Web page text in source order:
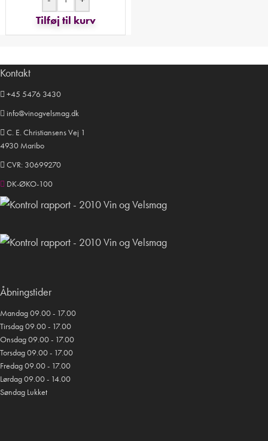
Tilføj til kurv
Kontakt
+45 5476 3430
info@vinogvelsmag.dk
C. E. Christiansens Vej 1
4930 Maribo
CVR: 30699270
DK-ØKO-100
Åbningstider
Mandag 09.00 - 17.00
Tirsdag 09.00 - 17.00
Onsdag 09.00 - 17.00
Torsdag 09.00 - 17.00
Fredag 09.00 - 17.00
Lørdag 09.00 - 14.00
Søndag Lukket